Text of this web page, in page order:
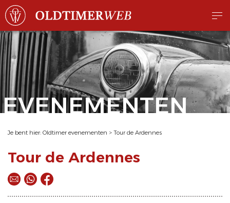
EVENEMENTEN
Je bent hier: Oldtimer evenementen > Tour de Ardennes
Tour de Ardennes